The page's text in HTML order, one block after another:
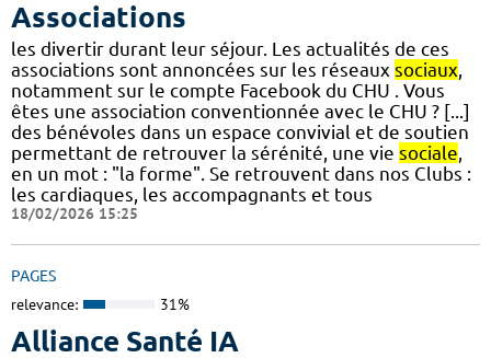
Associations
les divertir durant leur séjour. Les actualités de ces
associations sont annoncées sur les réseaux sociaux,
notamment sur le compte Facebook du CHU . Vous
êtes une association conventionnée avec le CHU ? [...]
des bénévoles dans un espace convivial et de soutien
permettant de retrouver la sérénité, une vie sociale,
en un mot : "la forme". Se retrouvent dans nos Clubs :
les cardiaques, les accompagnants et tous
18/02/2026 15:25
PAGES
relevance: 31%
Alliance Santé IA